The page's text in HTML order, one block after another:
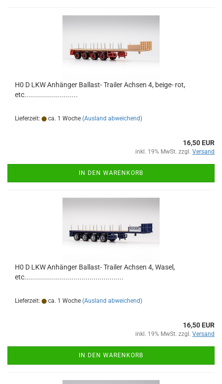
H0 D LKW Anhänger Ballast- Trailer Achsen 4, beige- rot,
etc...........................
Lieferzeit: ca. 1 Woche (Ausland abweichend)
16,50 EUR
inkl. 19% MwSt. zzgl. Versand
IN DEN WARENKORB
H0 D LKW Anhänger Ballast- Trailer Achsen 4, Wasel,
etc..................................................
Lieferzeit: ca. 1 Woche (Ausland abweichend)
16,50 EUR
inkl. 19% MwSt. zzgl. Versand
IN DEN WARENKORB